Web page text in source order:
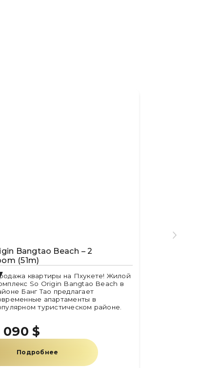
Bangtao Beach – 2
(51m)
квартиры на Пхукете! Жилой
So Origin Bangtao Beach в
Банг Тао предлагает
апартаменты в
туристическом районе.
090 $
Подробнее